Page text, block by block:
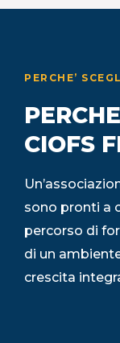
PERCHE’
CIOFS
sono pronti a
percorso di
di un
crescita